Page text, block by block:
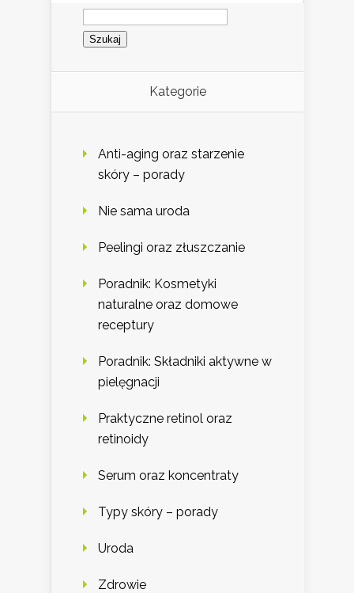
Szukaj:
Kategorie
Anti-aging oraz starzenie
skóry – porady
Nie sama uroda
Peelingi oraz złuszczanie
Poradnik: Kosmetyki
naturalne oraz domowe
receptury
Poradnik: Składniki aktywne w
pielęgnacji
Praktyczne retinol oraz
retinoidy
Serum oraz koncentraty
Typy skóry – porady
Uroda
Zdrowie